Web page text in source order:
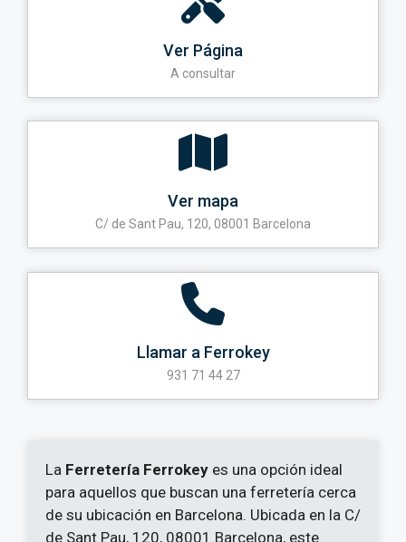
Ver Página
A consultar
Ver mapa
C/ de Sant Pau, 120, 08001 Barcelona
Llamar a Ferrokey
931 71 44 27
La Ferretería Ferrokey es una opción ideal
para aquellos que buscan una ferretería cerca
de su ubicación en Barcelona. Ubicada en la C/
de Sant Pau, 120, 08001 Barcelona, este